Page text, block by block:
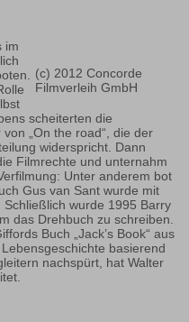
(c) 2012 Concorde
Filmverleih GmbH
im
scheiterten die
„On the road“, die der
widerspricht. Dann
Filmrechte und unternahm
Unter anderem bot
Gus van Sant wurde mit
wurde 1995 Barry
das Drehbuch zu schreiben.
Buch „Jack’s Book“ aus
basierend
nachspürt, hat Walter